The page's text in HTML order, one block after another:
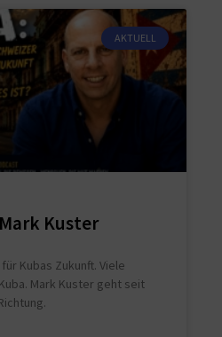
AKTUELL
Kuster
Kubas Zukunft. Viele
Mark Kuster geht seit